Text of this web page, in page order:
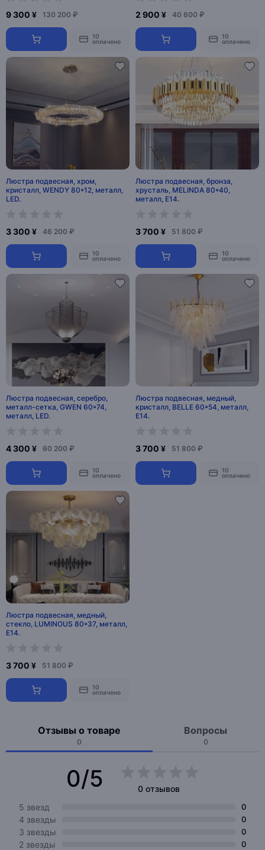
9 300 ¥ 130 200 ₽
10
оплачено
2 900 ¥ 40 600 ₽
10
оплачено
Люстра подвесная, хром,
кристалл, WENDY 80*12, металл,
LED.
3 300 ¥ 46 200 ₽
10
оплачено
Люстра подвесная, бронза,
хрусталь, MELINDA 80*40,
металл, E14.
3 700 ¥ 51 800 ₽
10
оплачено
Люстра подвесная, серебро,
металл-сетка, GWEN 60*74,
металл, LED.
4 300 ¥ 60 200 ₽
10
оплачено
Люстра подвесная, медный,
кристалл, BELLE 60*54, металл,
E14.
3 700 ¥ 51 800 ₽
10
оплачено
Люстра подвесная, медный,
стекло, LUMINOUS 80*37, металл,
E14.
3 700 ¥ 51 800 ₽
10
оплачено
Отзывы о товаре
0
Вопросы
0
0/5
0 отзывов
5 звезд
0
4 звезды 0
3 звезды 0
2 звезды 0